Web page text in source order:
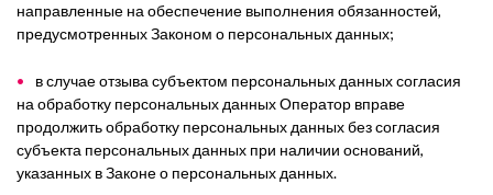
направленные на обеспечение выполнения обязанностей,
предусмотренных Законом о персональных данных;
в случае отзыва субъектом персональных данных согласия
на обработку персональных данных Оператор вправе
продолжить обработку персональных данных без согласия
субъекта персональных данных при наличии оснований,
указанных в Законе о персональных данных.